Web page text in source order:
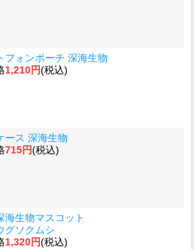
フォンポーチ 深海生物
1,210円(税込)
ース 深海生物
715円(税込)
海生物マスコット
グソクムシ
1,320円(税込)